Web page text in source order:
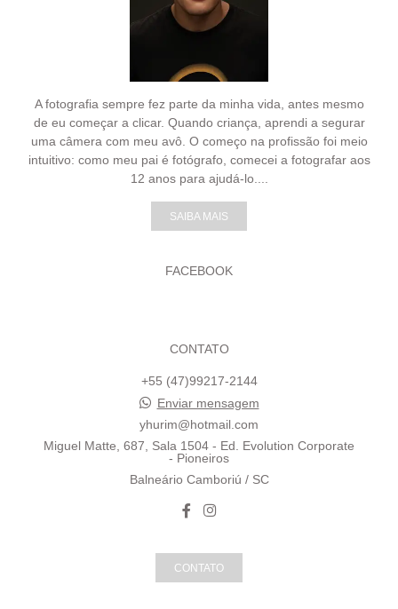
A fotografia sempre fez parte da minha vida, antes mesmo
de eu começar a clicar. Quando criança, aprendi a segurar
uma câmera com meu avô. O começo na profissão foi meio
intuitivo: como meu pai é fotógrafo, comecei a fotografar aos
12 anos para ajudá-lo....
SAIBA MAIS
FACEBOOK
CONTATO
+55 (47)99217-2144
Enviar mensagem
yhurim@hotmail.com
Miguel Matte, 687, Sala 1504 - Ed. Evolution Corporate
- Pioneiros
Balneário Camboriú / SC
CONTATO